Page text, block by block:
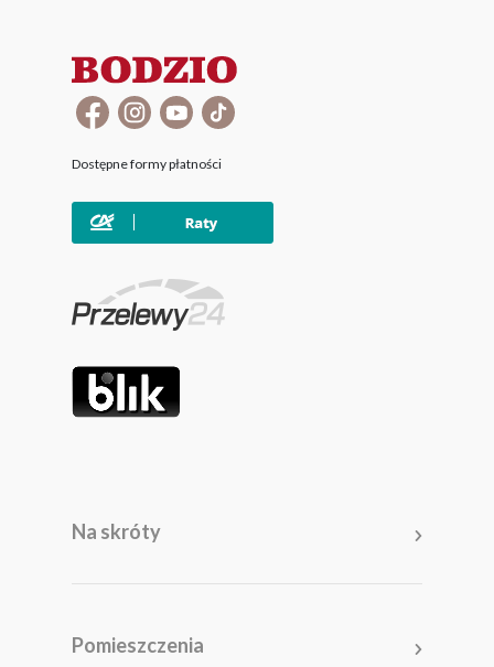
Dostępne formy płatności
Na skróty
Pomieszczenia
Pomieszczenia